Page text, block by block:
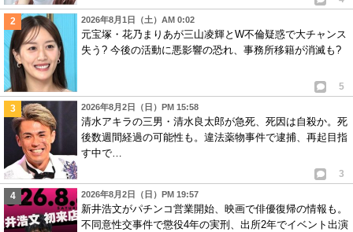
2026年8月1日（土）AM 0:02
元宝塚・花乃まりあが三山凌輝とW不倫疑惑で大チャンス
失う? 今後の活動に悪影響の恐れ、事務所移籍が消滅も?
5
2026年8月2日（日）PM 15:58
清水アキラの三男・清水良太郎が急死、死因は自殺か。死
後数週間経過の可能性も。違法薬物事件で逮捕、再起目指
す中で…
3
2026年8月2日（日）PM 19:57
新井浩文がパチンコ営業開始、映画で俳優復帰の情報も。
不同意性交事件で懲役4年の実刑、出所2年でイベント出演